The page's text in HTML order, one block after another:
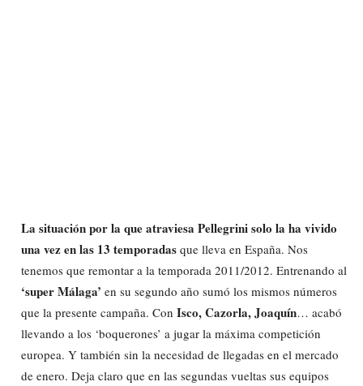
La situación por la que atraviesa Pellegrini solo la ha vivido
una vez en las 13 temporadas que lleva en España. Nos
tenemos que remontar a la temporada 2011/2012. Entrenando al
‘super Málaga’ en su segundo año sumó los mismos números
que la presente campaña. Con Isco, Cazorla, Joaquín… acabó
llevando a los ‘boquerones’ a jugar la máxima competición
europea. Y también sin la necesidad de llegadas en el mercado
de enero. Deja claro que en las segundas vueltas sus equipos